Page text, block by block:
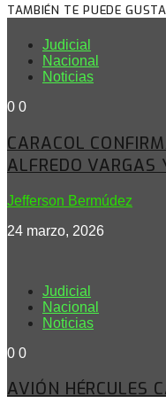
TAMBIÉN TE PUEDE
Judicial
Nacional
Noticias
0 0
CARACOL
ALFREDO VARGAS
Jefferson Bermúdez
24 marzo, 2026
Judicial
Nacional
Noticias
0 0
AVIÓN HÉRCULES